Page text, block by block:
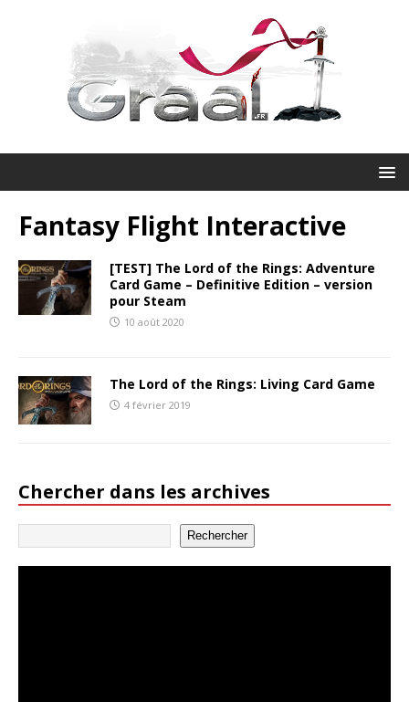
Fantasy Flight Interactive
[TEST] The Lord of the Rings: Adventure
Card Game – Definitive Edition – version
pour Steam
10 août 2020
The Lord of the Rings: Living Card Game
4 février 2019
Chercher dans les archives
Rechercher